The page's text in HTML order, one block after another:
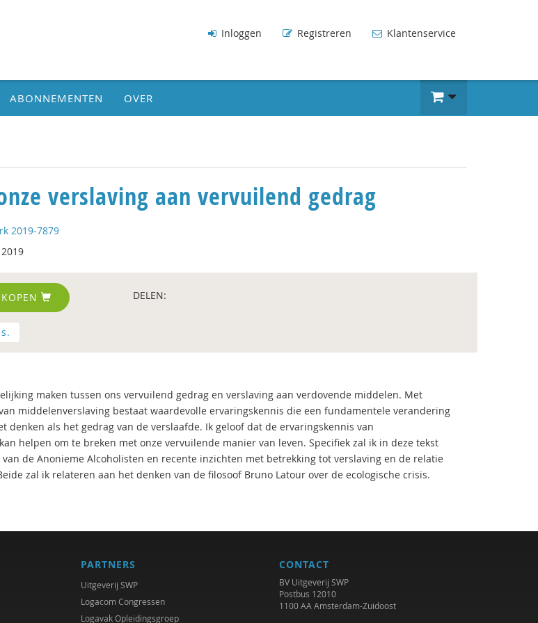
Inloggen Registreren Klantenservice
ABONNEMENTEN OVER
verslaving aan vervuilend gedrag
2019-7879
2019
KOPEN DELEN:
maken tussen ons vervuilend gedrag en verslaving aan verdovende middelen. Met
middelenverslaving bestaat waardevolle ervaringskennis die een fundamentele verandering
denken als het gedrag van de verslaafde. Ik geloof dat de ervaringskennis van
helpen om te breken met onze vervuilende manier van leven. Specifiek zal ik in deze tekst
de Anonieme Alcoholisten en recente inzichten met betrekking tot verslaving en de relatie
zal ik relateren aan het denken van de filosoof Bruno Latour over de ecologische crisis.
PARTNERS
Uitgeverij SWP
Logacom Congressen
Logavak Opleidingsgroep
CONTACT
BV Uitgeverij SWP
Postbus 12010
1100 AA Amsterdam-Zuidoost